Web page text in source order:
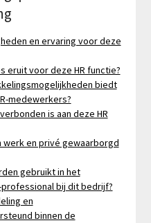
en ervaring voor deze
eruit voor deze HR functie?
biedt
medewerkers?
is aan deze HR
en privé gewaarborgd
gebruikt in het
bij dit bedrijf?
en
binnen de